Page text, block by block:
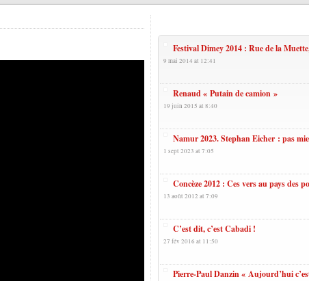
Festival Dimey 2014 : Rue de la
9 mai 2014 at 12:41
Renaud « Putain de camion »
19 juin 2015 at 8:40
Namur 2023. Stephan Eicher : pas
1 sept 2023 at 7:05
Concèze 2012 : Ces vers au pays des
13 août 2012 at 7:09
C’est dit, c’est Cabadi !
27 fév 2016 at 11:50
Pierre-Paul Danzin « Aujourd’hui